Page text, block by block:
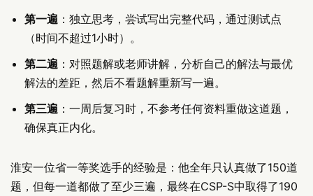
第一遍 ：独立思考，尝试写出完整代码，通过测试点
（时间不超过1小时）。
第二遍 ：对照题解或老师讲解，分析自己的解法与最优
解法的差距，然后不看题解重新写一遍。
第三遍 ：一周后复习时，不参考任何资料重做这道题，
确保真正内化。
淮安一位省一等奖选手的经验是：他全年只认真做了150道
题，但每一道都做了至少三遍，最终在CSP-S中取得了190